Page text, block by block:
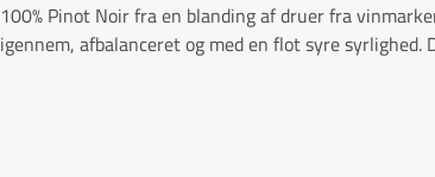
100% Pinot Noir fra en blanding af druer fra
igennem, afbalanceret og med en flot syre